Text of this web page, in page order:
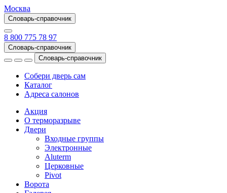
Москва
Словарь-справочник
8 800 775 78 97
Словарь-справочник
Словарь-справочник
Собери дверь сам
Каталог
Адреса салонов
Акция
О терморазрыве
Двери
Входные группы
Электронные
Aluterm
Церковные
Pivot
Ворота